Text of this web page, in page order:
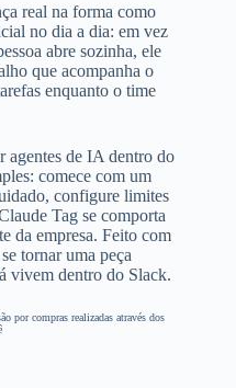
real na forma como
no dia a dia: em vez
abre sozinha, ele
que acompanha o
enquanto o time
agentes de IA dentro do
comece com um
configure limites
Tag se comporta
da empresa. Feito com
tornar uma peça
vivem dentro do Slack.
por compras realizadas através dos